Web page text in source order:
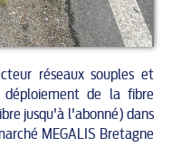
réseaux souples et
déploiement de la fibre
jusqu'à l'abonné) dans
MEGALIS Bretagne